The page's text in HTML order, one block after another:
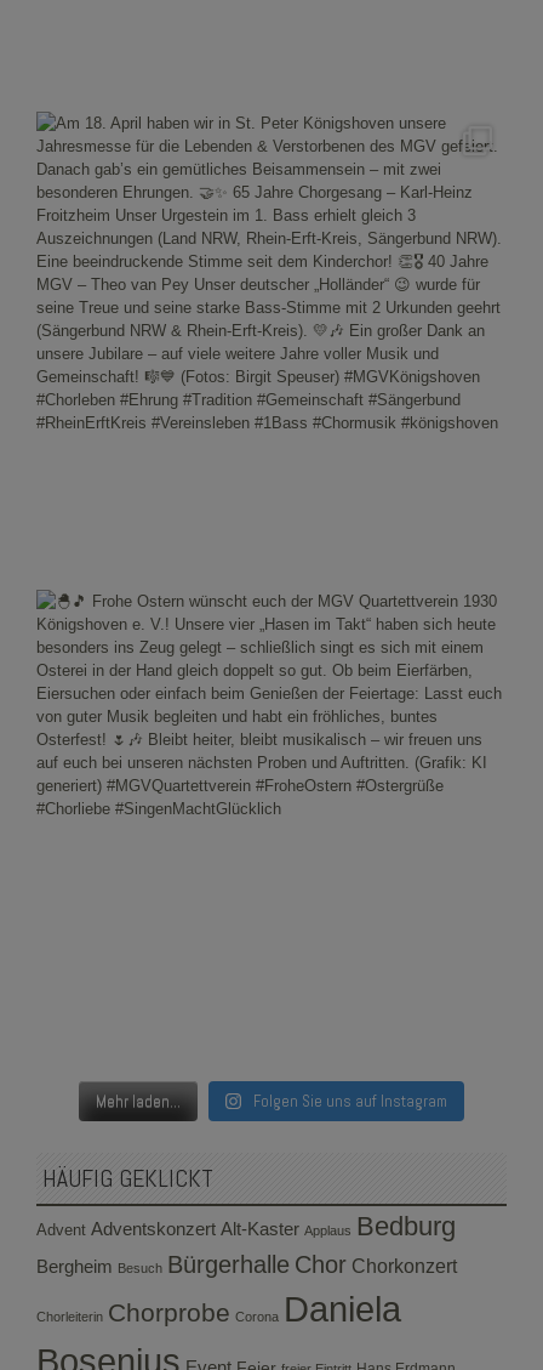
Mehr laden... Folgen Sie uns auf Instagram
HÄUFIG GEKLICKT
Advent Adventskonzert Alt-Kaster Applaus Bedburg
Bergheim Besuch Bürgerhalle Chor Chorkonzert
Chorleiterin Chorprobe Corona Daniela
Bosenius